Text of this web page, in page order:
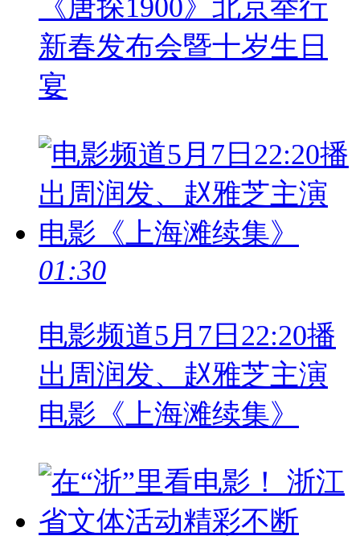
《唐探1900》北京举行
新春发布会暨十岁生日
宴
01:30
电影频道5月7日22:20播
出周润发、赵雅芝主演
电影《上海滩续集》